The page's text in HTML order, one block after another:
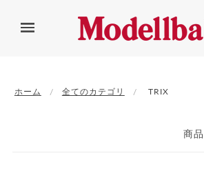
ホーム 全てのカテゴリ TRIX
商